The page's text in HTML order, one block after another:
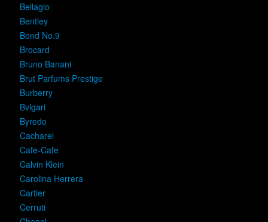
Bellagio
Bentley
Bond No.9
Brocard
Bruno Banani
Brut Parfums Prestige
Burberry
Bvlgari
Byredo
Cacharel
Cafe-Cafe
Calvin Klein
Carolina Herrera
Cartier
Cerruti